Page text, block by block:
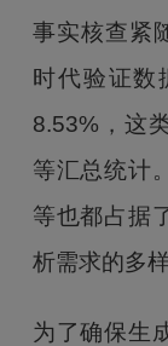
事实核查紧
时代验证数
8.53%，这
等汇总统计
等也都占据
析需求的多样
为了确保生